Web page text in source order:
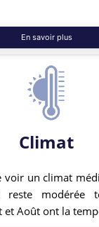
En savoir plus
Climat
voir un climat
reste modérée
et Août ont la